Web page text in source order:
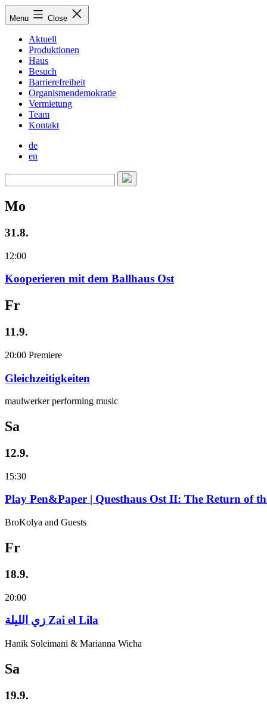
Skip
toMenu Close
Aktuell
Produktionen
Haus
Besuch
Barrierefreiheit
Organismendemokratie
Vermietung
Team
Kontakt
de
en
Mo
31.8.
12:00
Kooperieren mit dem Ballhaus Ost
Fr
11.9.
20:00 Premiere
Gleichzeitigkeiten
maulwerker performing music
Sa
12.9.
15:30
Play Pen&Paper | Questhaus Ost II: The Return of
BroKolya and Guests
Fr
18.9.
20:00
زي‌ اللیلة Zai el Lila
Hanik Soleimani & Marianna Wicha
Sa
19.9.